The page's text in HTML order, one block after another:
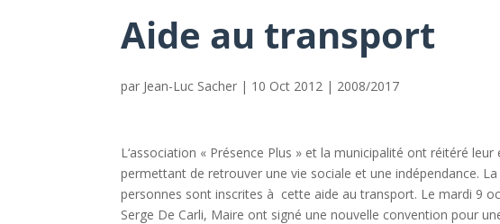
Aide au transport
par Jean-Luc Sacher | 10 Oct 2012 | 2008/2017
L‘association « Présence Plus » et la municipalité ont réitéré
permettant de retrouver une vie sociale et une indépendance.
personnes sont inscrites à cette aide au transport. Le mardi 9
Serge De Carli, Maire ont signé une nouvelle convention pour